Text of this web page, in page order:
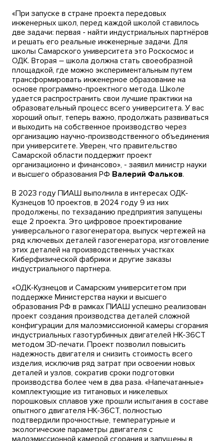
«При запуске в стране проекта передовых
инженерных школ, перед каждой школой ставилось
две задачи: первая - найти индустриальных партнёров
и решать его реальные инженерные задачи. Для
школы Самарского университета это Роскосмос и
ОДК. Вторая – школа должна стать своеобразной
площадкой, где можно экспериментальным путем
трансформировать инженерное образование на
основе программно-проектного метода. Школе
удается распространить свои лучшие практики на
образовательный процесс всего университета. У вас
хороший опыт, теперь важно, продолжать развиваться
и выходить на собственное производство через
организацию научно-производственного объединения
при университете. Уверен, что правительство
Самарской области поддержит проект
организационно и финансово», - заявил министр науки
и высшего образования РФ Валерий Фальков.
В 2023 году ПИАШ выполнила в интересах ОДК-
Кузнецов 10 проектов, в 2024 году 9 из них
продолжены, по техзаданию предприятия запущены
еще 2 проекта. Это цифровое проектирование
универсального газогенератора, выпуск чертежей на
ряд ключевых деталей газогенератора, изготовление
этих деталей на производственных участках
Киберфизической фабрики и другие заказы
индустриального партнера.
«ОДК-Кузнецов и Самарским университетом при
поддержке Министерства науки и высшего
образования РФ в рамках ПИАШ успешно реализован
проект создания производства деталей сложной
конфигурации для малоэмиссионной камеры сгорания
индустриальных газотурбинных двигателей НК-36СТ
методом 3D-печати. Проект позволил повысить
надежность двигателя и снизить стоимость всего
изделия, исключив ряд затрат при освоении новых
деталей и узлов, сократив сроки подготовки
производства более чем в два раза. «Напечатанные»
комплектующие из титановых и никелевых
порошковых сплавов уже прошли испытания в составе
опытного двигателя НК-36СТ, полностью
подтвердили прочностные, температурные и
экологические параметры двигателя с
малоэмиссионной камерой сгорания и запущены в